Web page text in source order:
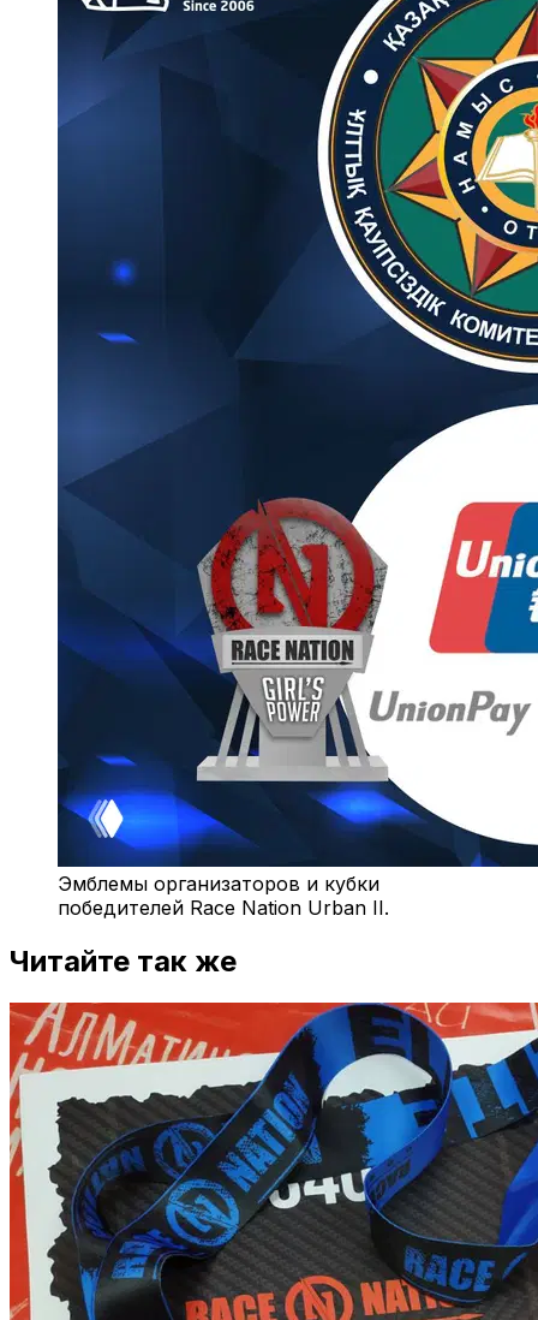
Эмблемы организаторов и кубки
победителей Race Nation Urban II.
Читайте так же